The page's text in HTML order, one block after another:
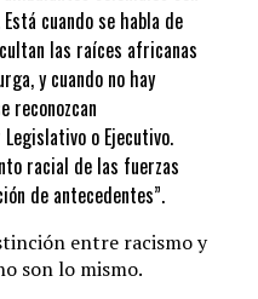
cuando se habla de
las raíces africanas
y cuando no hay
reconozcan
o Ejecutivo.
racial de las fuerzas
de antecedentes”.
entre racismo y
son lo mismo.